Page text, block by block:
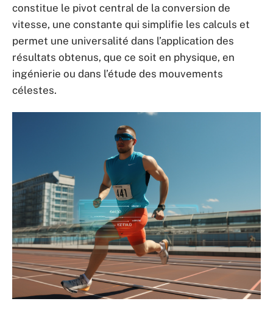
constitue le pivot central de la conversion de
vitesse, une constante qui simplifie les calculs et
permet une universalité dans l’application des
résultats obtenus, que ce soit en physique, en
ingénierie ou dans l’étude des mouvements
célestes.